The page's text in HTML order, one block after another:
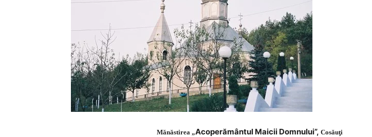
Mănăstirea „Acoperământul Maicii Domnului”, Cosăuţi